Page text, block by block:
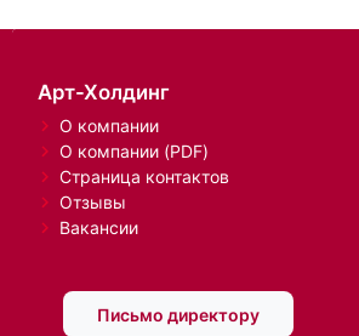
Арт-Холдинг
О компании
О компании (PDF)
Страница контактов
Отзывы
Вакансии
Письмо директору